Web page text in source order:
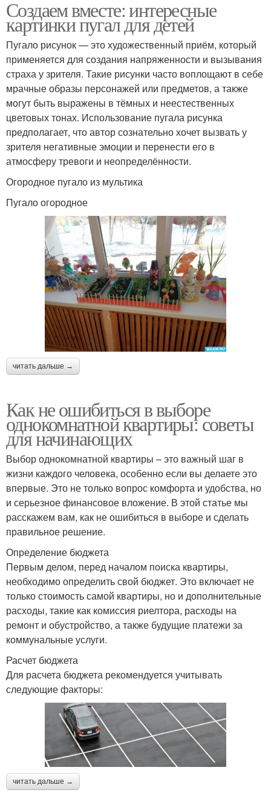
Создаем вместе: интересные
картинки пугал для детей
Пугало рисунок — это художественный приём, который
применяется для создания напряженности и вызывания
страха у зрителя. Такие рисунки часто воплощают в себе
мрачные образы персонажей или предметов, а также
могут быть выражены в тёмных и неестественных
цветовых тонах. Использование пугала рисунка
предполагает, что автор сознательно хочет вызвать у
зрителя негативные эмоции и перенести его в
атмосферу тревоги и неопределённости.
Огородное пугало из мультика
Пугало огородное
читать дальше →
Как не ошибиться в выборе
однокомнатной квартиры: советы
для начинающих
Выбор однокомнатной квартиры – это важный шаг в
жизни каждого человека, особенно если вы делаете это
впервые. Это не только вопрос комфорта и удобства, но
и серьезное финансовое вложение. В этой статье мы
расскажем вам, как не ошибиться в выборе и сделать
правильное решение.
Определение бюджета
Первым делом, перед началом поиска квартиры,
необходимо определить свой бюджет. Это включает не
только стоимость самой квартиры, но и дополнительные
расходы, такие как комиссия риелтора, расходы на
ремонт и обустройство, а также будущие платежи за
коммунальные услуги.
Расчет бюджета
Для расчета бюджета рекомендуется учитывать
следующие факторы:
читать дальше →